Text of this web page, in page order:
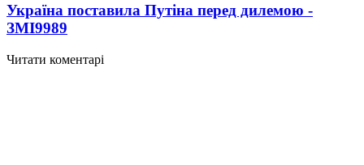
Україна поставила Путіна перед дилемою -
ЗМІ9989
Читати коментарі